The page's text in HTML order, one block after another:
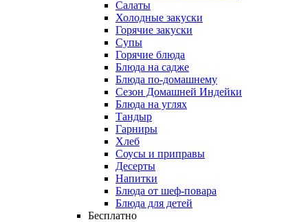
Салаты
Холодные закуски
Горячие закуски
Супы
Горячие блюда
Блюда на садже
Блюда по-домашнему
Сезон Домашней Индейки
Блюда на углях
Тандыр
Гарниры
Хлеб
Соусы и приправы
Десерты
Напитки
Блюда от шеф-повара
Блюда для детей
Бесплатно